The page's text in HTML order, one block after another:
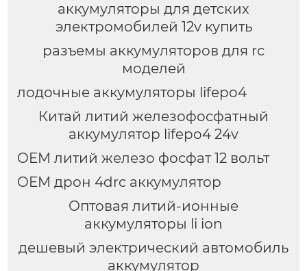
аккумуляторы для детских
электромобилей 12v купить
разъемы аккумуляторов для rc
моделей
лодочные аккумуляторы lifepo4
Китай литий железофосфатный
аккумулятор lifepo4 24v
OEM литий железо фосфат 12 вольт
OEM дрон 4drc аккумулятор
Оптовая литий-ионные
аккумуляторы li ion
дешевый электрический автомобиль
аккумулятор